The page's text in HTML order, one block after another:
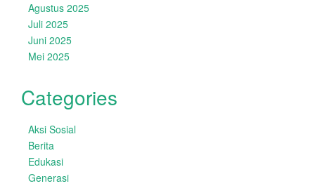
Agustus 2025
Juli 2025
Juni 2025
Mei 2025
Categories
Aksi Sosial
Berita
Edukasi
Generasi